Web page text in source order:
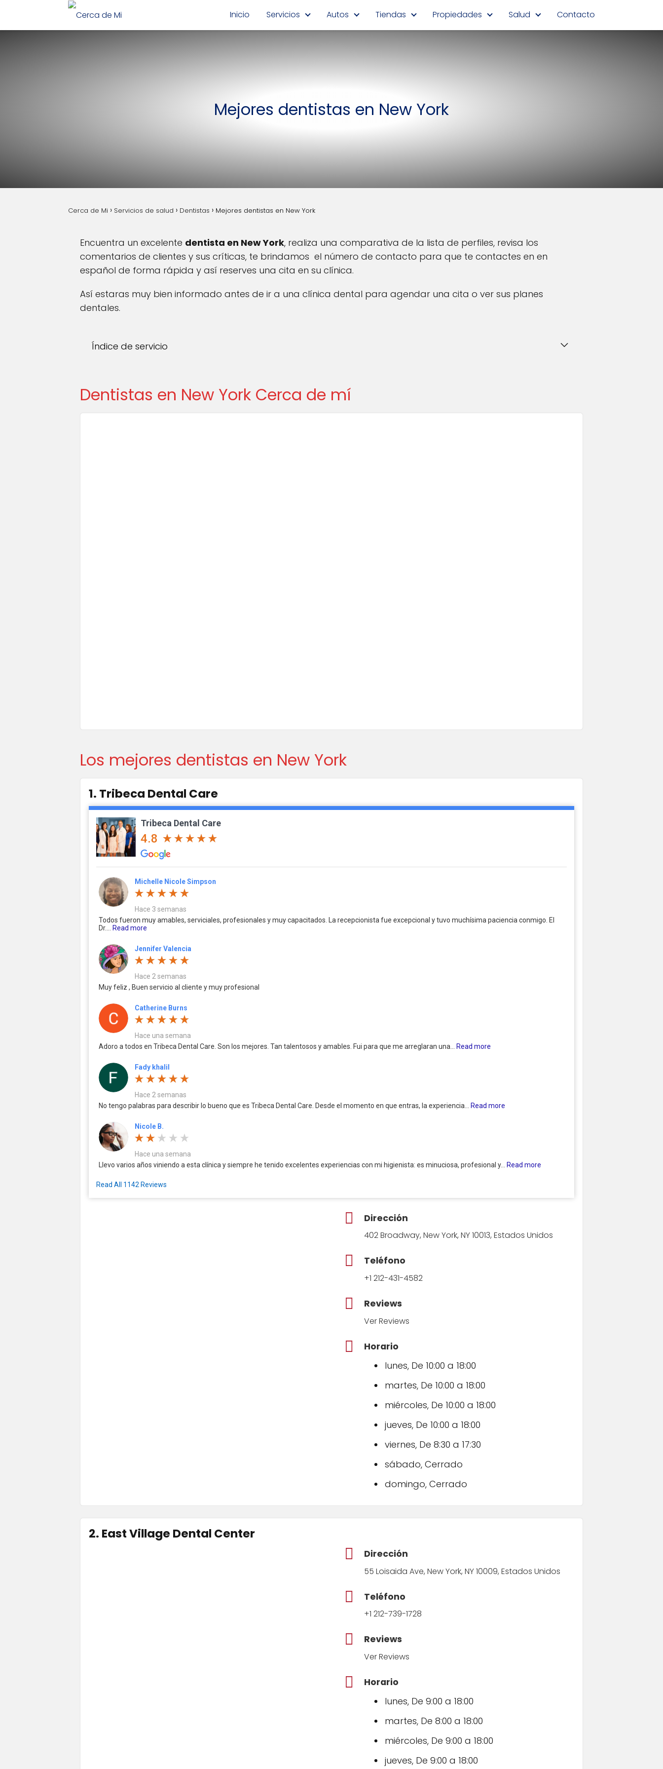
Inicio Servicios Autos Tiendas Propiedades Salud Contacto
Mejores dentistas en New York
Cerca de Mi Servicios de salud Dentistas Mejores dentistas en New York
Encuentra un excelente dentista en New York, realiza una comparativa de la lista de perfiles, revisa los
comentarios de clientes y sus críticas, te brindamos el número de contacto para que te contactes en en
español de forma rápida y así reserves una cita en su clínica.
Así estaras muy bien informado antes de ir a una clínica dental para agendar una cita o ver sus planes
dentales.
Índice de servicio
Dentistas en New York Cerca de mí
Los mejores dentistas en New York
1. Tribeca Dental Care
Tribeca Dental Care
4.8
Michelle Nicole Simpson
Hace 3 semanas
Todos fueron muy amables, serviciales, profesionales y muy capacitados. La recepcionista fue excepcional y tuvo muchísima paciencia conmigo. El
Dr....
Read more
Jennifer Valencia
Hace 2 semanas
Muy feliz , Buen servicio al cliente y muy profesional
Catherine Burns
Hace una semana
Adoro a todos en Tribeca Dental Care. Son los mejores. Tan talentosos y amables. Fui para que me arreglaran una...
Read more
Fady khalil
Hace 2 semanas
No tengo palabras para describir lo bueno que es Tribeca Dental Care. Desde el momento en que entras, la experiencia...
Read more
Nicole B.
Hace una semana
Llevo varios años viniendo a esta clínica y siempre he tenido excelentes experiencias con mi higienista: es minuciosa, profesional y...
Read more
Read All 1142 Reviews
Dirección
402 Broadway, New York, NY 10013, Estados Unidos
Teléfono
+1 212-431-4582
Reviews
Ver Reviews
Horario
lunes, De 10:00 a 18:00
martes, De 10:00 a 18:00
miércoles, De 10:00 a 18:00
jueves, De 10:00 a 18:00
viernes, De 8:30 a 17:30
sábado, Cerrado
domingo, Cerrado
2. East Village Dental Center
Dirección
55 Loisaida Ave, New York, NY 10009, Estados Unidos
Teléfono
+1 212-739-1728
Reviews
Ver Reviews
Horario
lunes, De 9:00 a 18:00
martes, De 8:00 a 18:00
miércoles, De 9:00 a 18:00
jueves, De 9:00 a 18:00